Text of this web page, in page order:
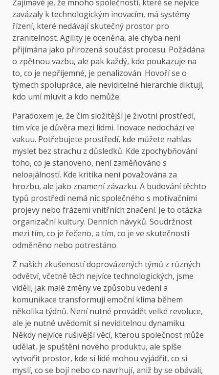
Zajímavé je, že mnoho společností, které se nejvíce
zavázaly k technologickým inovacím, má systémy
řízení, které nedávají skutečný prostor pro
zranitelnost. Agility je oceněna, ale chyba není
přijímána jako přirozená součást procesu. Požádána
o zpětnou vazbu, ale pak každý, kdo poukazuje na
to, co je nepříjemné, je penalizován. Hovoří se o
týmech spolupráce, ale neviditelné hierarchie diktují,
kdo umí mluvit a kdo nemůže.
Paradoxem je, že čím složitější je životní prostředí,
tím více je důvěra mezi lidmi. Inovace nedochází ve
vakuu. Potřebujete prostředí, kde můžete nahlas
myslet bez strachu z důsledků. Kde zpochybňování
toho, co je stanoveno, není zaměňováno s
neloajálností. Kde kritika není považována za
hrozbu, ale jako znamení závazku. A budování těchto
typů prostředí nemá nic společného s motivačními
projevy nebo frázemi vnitřních značení. Je to otázka
organizační kultury. Denních návyků. Soudržnost
mezi tím, co je řečeno, a tím, co je ve skutečnosti
odměněno nebo potrestáno.
Z našich zkušeností doprovázených týmů z různých
odvětví, včetně těch nejvíce technologických, jsme
viděli, jak malé změny ve způsobu vedení a
komunikace transformují emoční klima během
několika týdnů. Není nutné provádět velké revoluce,
ale je nutné uvědomit si neviditelnou dynamiku.
Někdy nejvíce rušivější věcí, kterou společnost může
udělat, je spuštění nového produktu, ale spíše
vytvořit prostor, kde si lidé mohou vyjádřit, co si
myslí, co se bojí nebo co navrhují, aniž by se obávali,